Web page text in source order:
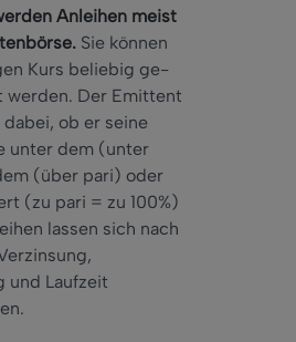
Anleihen meist
Sie können
Kurs beliebig ge-
werden. Der Emittent
ob er seine
unter dem (unter
(über pari) oder
(zu pari = zu 100%)
lassen sich nach
und Laufzeit